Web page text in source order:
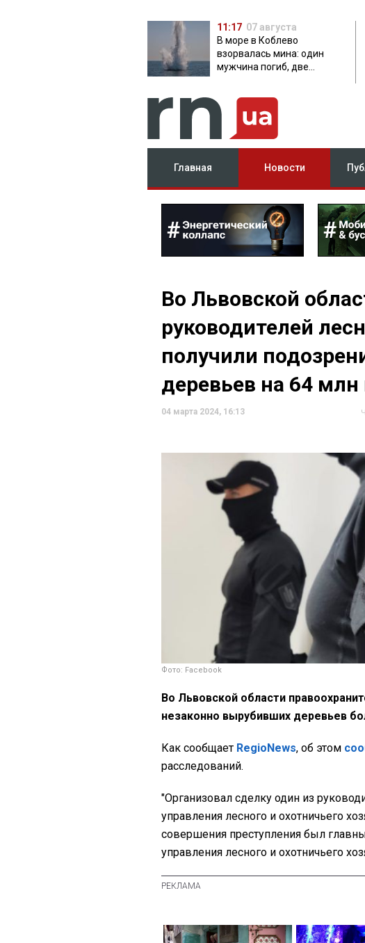
11:17 07 августа
В море в Коблево
взорвалась мина: один
мужчина погиб, две
Главная Новости
Во Львовской
руководителей
получили
деревьев на 64 млн
04 марта 2024, 16:13
Фото: Facebook
Во Львовской области
незаконно вырубивших деревьев
Как сообщает RegioNews, об этом
расследований.
"Организовал сделку один из
управления лесного и охотничьего
совершения преступления был
управления лесного и охотничьего